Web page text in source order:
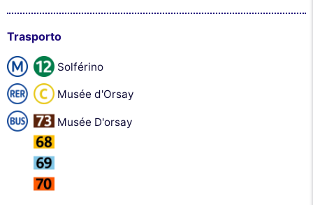
Trasporto
Solférino
Musée d'Orsay
Musée D'orsay